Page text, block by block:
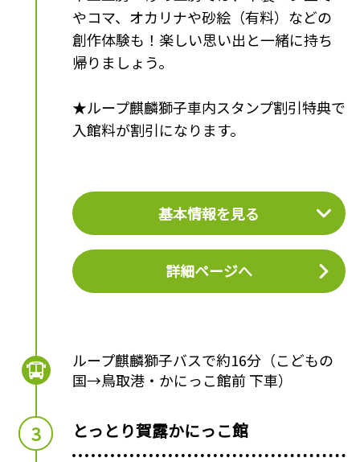
やコマ、オカリナや砂絵（有料）などの
創作体験も！楽しい思い出と一緒に持ち
帰りましょう。
★ループ麒麟獅子車内スタンプ割引特典で
入館料が割引になります。
基本情報を見る
詳細ページへ
ループ麒麟獅子バスで約16分（こどもの
国→鳥取港・かにっこ館前 下車）
とっとり賀露かにっこ館